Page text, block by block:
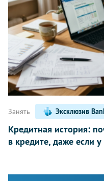
Занять Эксклюзив
Кредитная история:
в кредите, даже если